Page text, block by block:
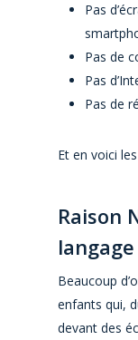
Pas
Pas de
Pas
Pas de
Et en voici
Raison
langage
Beaucoup
enfants qui,
devant des